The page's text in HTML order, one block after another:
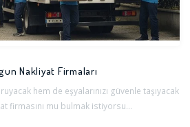
Nakliyat Firmaları
hem de eşyalarınızı güvenle taşıyacak
firmasını mu bulmak istiyorsu...